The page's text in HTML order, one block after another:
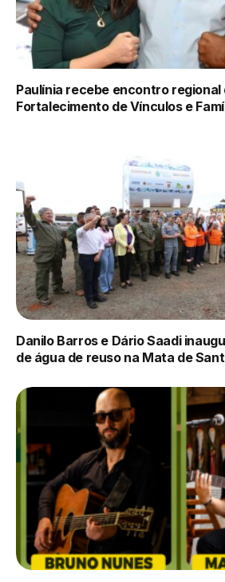
Paulínia recebe encontro regional
Fortalecimento de Vínculos e
Danilo Barros e Dário Saadi
de água de reuso na Mata de